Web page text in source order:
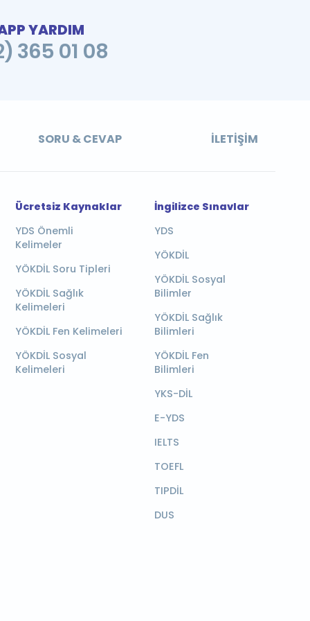
YARDIM
365 01 08
SORU & CEVAP İLETIŞIM
Ücretsiz Kaynaklar
YDS Önemli
Kelimeler
YÖKDİL Soru Tipleri
YÖKDİL Sağlık
Kelimeleri
YÖKDİL Fen Kelimeleri
YÖKDİL Sosyal
Kelimeleri
İngilizce Sınavlar
YDS
YÖKDİL
YÖKDİL Sosyal
Bilimler
YÖKDİL Sağlık
Bilimleri
YÖKDİL Fen
Bilimleri
YKS-DİL
E-YDS
IELTS
TOEFL
TIPDİL
DUS